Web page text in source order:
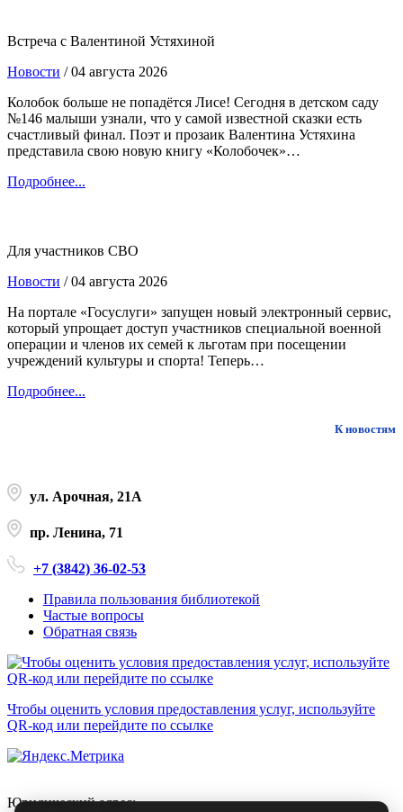
Встреча с Валентиной Устяхиной
Новости / 04 августа 2026
Колобок больше не попадётся Лисе! Сегодня в детском саду
№146 малыши узнали, что у самой известной сказки есть
счастливый финал. Поэт и прозаик Валентина Устяхина
представила свою новую книгу «Колобочек»…
Подробнее...
Для участников СВО
Новости / 04 августа 2026
На портале «Госуслуги» запущен новый электронный сервис,
который упрощает доступ участников специальной военной
операции и членов их семей к льготам при посещении
учреждений культуры и спорта! Теперь…
Подробнее...
К новостям
ул. Арочная, 21А
пр. Ленина, 71
+7 (3842) 36-02-53
Правила пользования библиотекой
Частые вопросы
Обратная связь
Чтобы оценить условия предоставления услуг, используйте
QR-код или перейдите по ссылке
Юридический адрес: